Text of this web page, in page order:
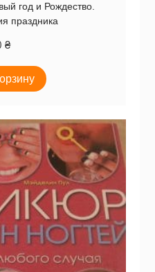
год и Рождество.
праздника
₴